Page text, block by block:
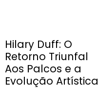
Hilary Duff: O
Retorno Triunfal
Aos Palcos e a
Evolução Artística